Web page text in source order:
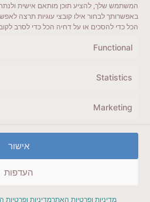
המשתמש שלך, להציע תוכן מותאם אישית
באפשרותך לבחור אילו קובצי עוגיות תרצה
הכל כדי להסכים או על דחיה הכל כדי לסרב
Functional
Statistics
Marketing
אישור
העדפות
מדיניות ופרטיות האתרמדיניות ופרטיות
מדריכים ועזרים
לשליחת הודעת וואטסאפ
veyatsati.laolam@gmail.com
מדיניות פרטיות //